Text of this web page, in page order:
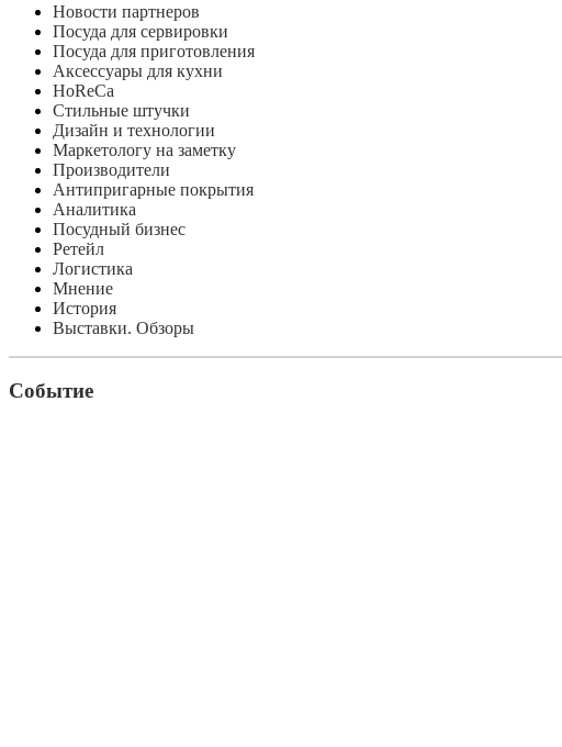
Новости партнеров
Посуда для сервировки
Посуда для приготовления
Аксессуары для кухни
HoReCa
Стильные штучки
Дизайн и технологии
Маркетологу на заметку
Производители
Антипригарные покрытия
Аналитика
Посудный бизнес
Ретейл
Логистика
Мнение
История
Выставки. Обзоры
Событие